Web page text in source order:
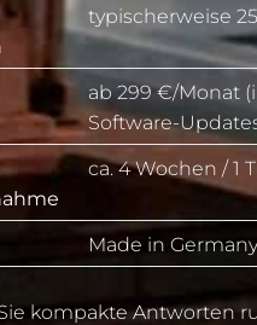
typischerweise
ab 299 €/Monat
Software-
ca. 4 Wochen / 1
Made in Germany
kompakte Antworten